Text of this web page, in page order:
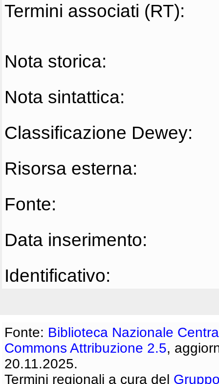
Termini associati (RT):
Nota storica:
Nota sintattica:
Classificazione Dewey:
Risorsa esterna:
Fonte:
Data inserimento:
Identificativo:
Fonte: Biblioteca Nazionale
Commons Attribuzione 2.5,
20.11.2025.
Termini regionali a cura del